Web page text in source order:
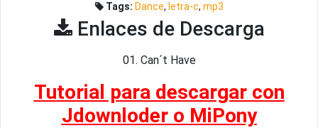
Tags: Dance, letra-c, mp3
Enlaces de Descarga
01. Can´t Have
Tutorial para descargar con
Jdownloder o MiPony